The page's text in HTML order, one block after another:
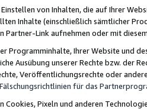
von Inhalten, die auf Ihrer
Inhalte (einschließlich sämtlicher
Partner-Link aufnehmen oder mit
Programminhalte, Ihrer Website und
Ausübung unserer Rechte bzw. der
Veröffentlichungsrechte oder
für das
Cookies, Pixeln und anderen